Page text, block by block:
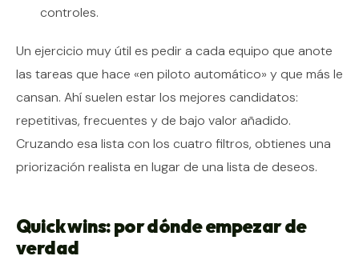
controles.
Un ejercicio muy útil es pedir a cada equipo que anote
las tareas que hace «en piloto automático» y que más le
cansan. Ahí suelen estar los mejores candidatos:
repetitivas, frecuentes y de bajo valor añadido.
Cruzando esa lista con los cuatro filtros, obtienes una
priorización realista en lugar de una lista de deseos.
Quick wins: por dónde empezar de
verdad